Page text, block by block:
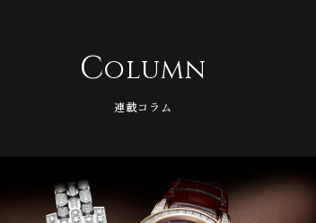
Column
連載コラム